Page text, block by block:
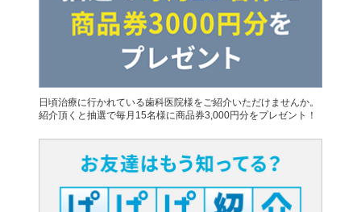
日頃治療に行かれている歯科医院様をご紹介いただけませんか。
紹介頂くと抽選で毎月15名様に商品券3,000円分をプレゼント！